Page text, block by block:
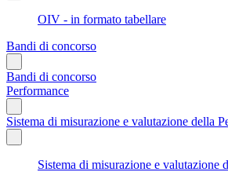
OIV - in formato tabellare
Bandi di concorso
Bandi di concorso
Performance
Sistema di misurazione e valutazione della
Sistema di misurazione e valutazione